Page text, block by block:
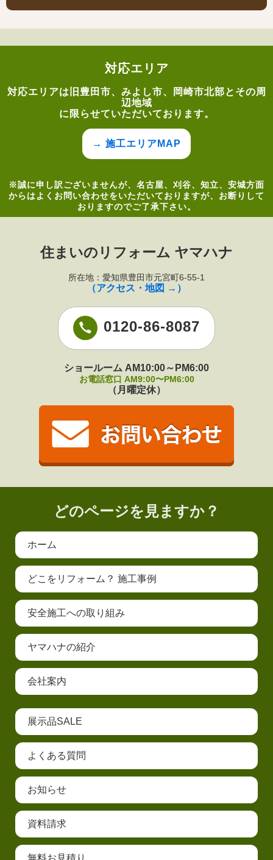
対応エリア
対応エリアは旧豊田市、みよし市、岡崎市北部とその周
辺地域
に限らせていただいております。
→ 施工エリアMAP
※誠に申し訳ございませんが、名古屋、刈谷、知立、安城方面
からはよくお問い合わせをいただいておりますが、お断りして
おりますのでご了承下さい。
住まいのリフォーム ヤマハナ
所在地：愛知県豊田市元宮町6-55-1
（アクセス・地図 →）
0120-86-8087
ショールーム AM10:00～PM6:00
お電話窓口 AM9:00〜PM6:00
（月曜定休）
どのページを見ますか？
ホーム
どこをリフォーム？ 施工事例
安全施工への取り組み
ヤマハナの紹介
会社案内
展示品SALE
よくある質問
お知らせ
資料請求
無料お見積り